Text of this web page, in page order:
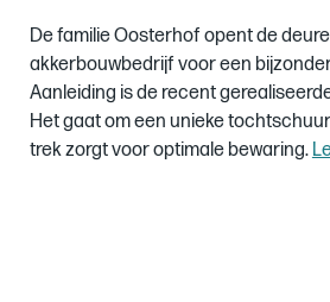
De familie Oosterhof opent de
akkerbouwbedrijf voor een
Aanleiding is de recent
Het gaat om een unieke
trek zorgt voor optimale bewaring.